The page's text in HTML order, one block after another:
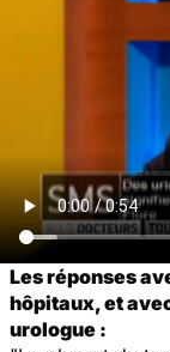
Les réponses
hôpitaux, et
urologue :